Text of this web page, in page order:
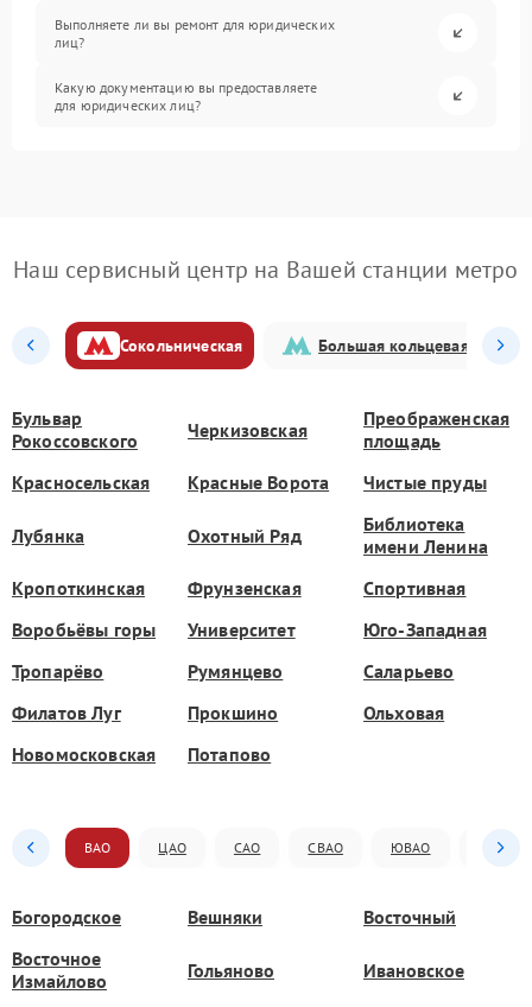
Выполняете ли вы ремонт для юридических
лиц?
Какую документацию вы предоставляете
для юридических лиц?
Наш сервисный центр на Вашей станции метро
Сокольническая Большая кольцевая
Бульвар
Рокоссовского
Черкизовская
Преображенская
площадь
Красносельская
Красные Ворота Чистые пруды
Лубянка Охотный Ряд
Библиотека
имени Ленина
Кропоткинская
Фрунзенская
Спортивная
Воробьёвы горы
Университет
Юго-Западная
Тропарёво
Румянцево
Саларьево
Филатов Луг
Прокшино
Ольховая
Новомосковская
Потапово
ВАО ЦАО САО СВАО ЮВАО ЮАО
Богородское Вешняки
Восточный
Восточное
Измайлово
Гольяново Ивановское